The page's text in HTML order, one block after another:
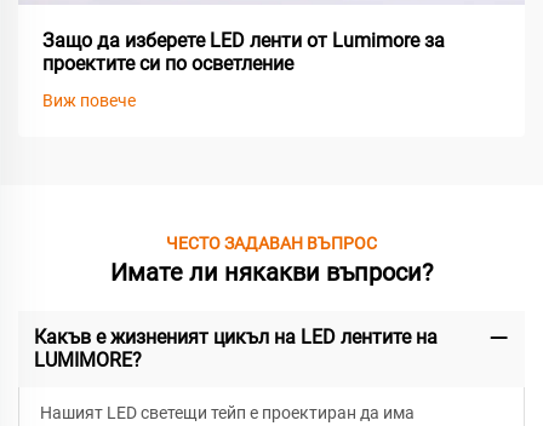
Защо да изберете LED ленти от Lumimore за
проектите си по осветление
Виж повече
ЧЕСТО ЗАДАВАН ВЪПРОС
Имате ли някакви въпроси?
Какъв е жизненият цикъл на LED лентите на
LUMIMORE?
Нашият LED светещи тейп е проектиран да има